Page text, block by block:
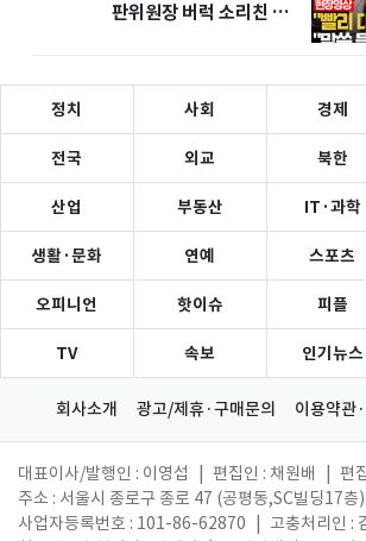
판위원장 버럭 소리친 이
정치 사회 경제
전국 외교 북한
산업 부동산 IT·과학
생활·문화 연예 스포츠
오피니언 핫이슈 피플
TV 속보 인기뉴스
회사소개 광고/제휴·구매문의 이용약관
대표이사/발행인 : 이영섭 편집인 : 채원배 편
주소 : 서울시 종로구 종로 47 (공평동,SC빌딩17층)
사업자등록번호 : 101-86-62870
고충처리인 :